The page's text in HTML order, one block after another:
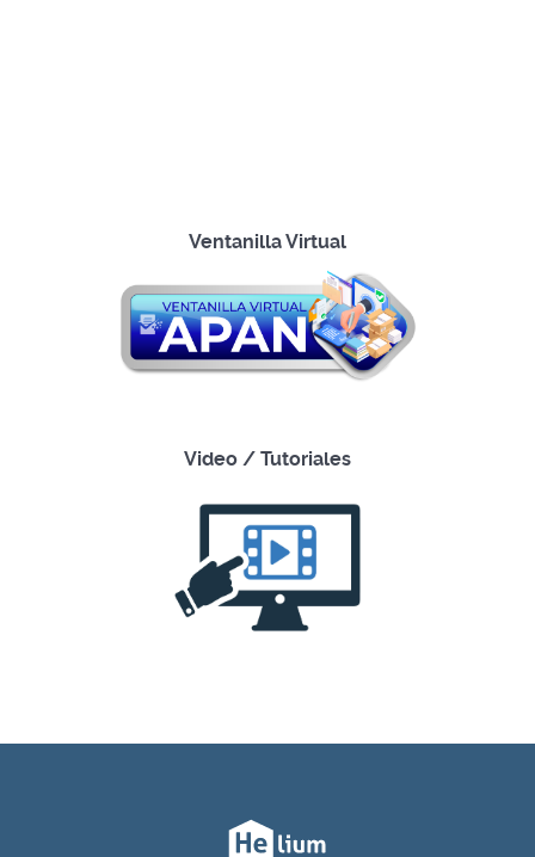
Ventanilla Virtual
Video / Tutoriales